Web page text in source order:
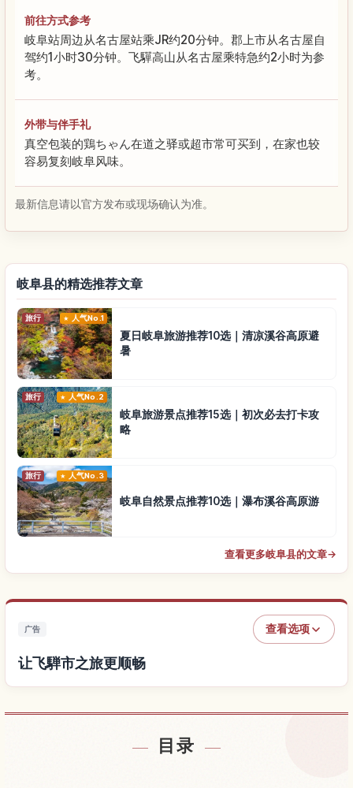
前往方式参考
岐阜站周边从名古屋站乘JR约20分钟。郡上市从名古屋自
驾约1小时30分钟。飞驒高山从名古屋乘特急约2小时为参
考。
外带与伴手礼
真空包装的鶏ちゃん在道之驿或超市常可买到，在家也较
容易复刻岐阜风味。
最新信息请以官方发布或现场确认为准。
岐阜县的精选推荐文章
旅行 人气No.1
夏日岐阜旅游推荐10选｜清凉溪谷高原避
暑
旅行 人气No.2
岐阜旅游景点推荐15选｜初次必去打卡攻
略
旅行 人气No.3
岐阜自然景点推荐10选｜瀑布溪谷高原游
查看更多岐阜县的文章→
广告 查看选项
让飞騨市之旅更顺畅
目录